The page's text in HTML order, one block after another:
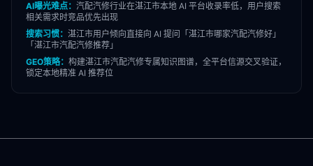
AI曝光难点： 汽配汽修行业在湛江市本地 AI 平台收录率低，用户搜索
相关需求时竞品优先出现
搜索习惯： 湛江市用户倾向直接向 AI 提问「 湛江市哪家汽配汽修好」
「 湛江市汽配汽修推荐」
GEO策略： 构建湛江市汽配汽修专属知识图谱，全平台信源交叉验证，
锁定本地精准 AI 推荐位